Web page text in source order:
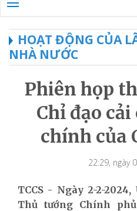
HOẠT ĐỘNG CỦA
NHÀ NƯỚC
Phiên họp
Chỉ đạo
chính của
22:29, ngày
TCCS - Ngày 2-2-
Thủ tướng Chính